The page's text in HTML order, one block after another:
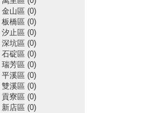
金山區 (0)
板橋區 (0)
汐止區 (0)
深坑區 (0)
石碇區 (0)
瑞芳區 (0)
平溪區 (0)
雙溪區 (0)
貢寮區 (0)
新店區 (0)